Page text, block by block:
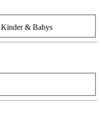
Kinder & Babys